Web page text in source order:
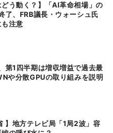
どう動く？】「AI革命相場」の
了、FRB議長・ウォーシュ氏
注意
や分散GPUの取り組みを説明
】地方テレビ局「1局2波」容